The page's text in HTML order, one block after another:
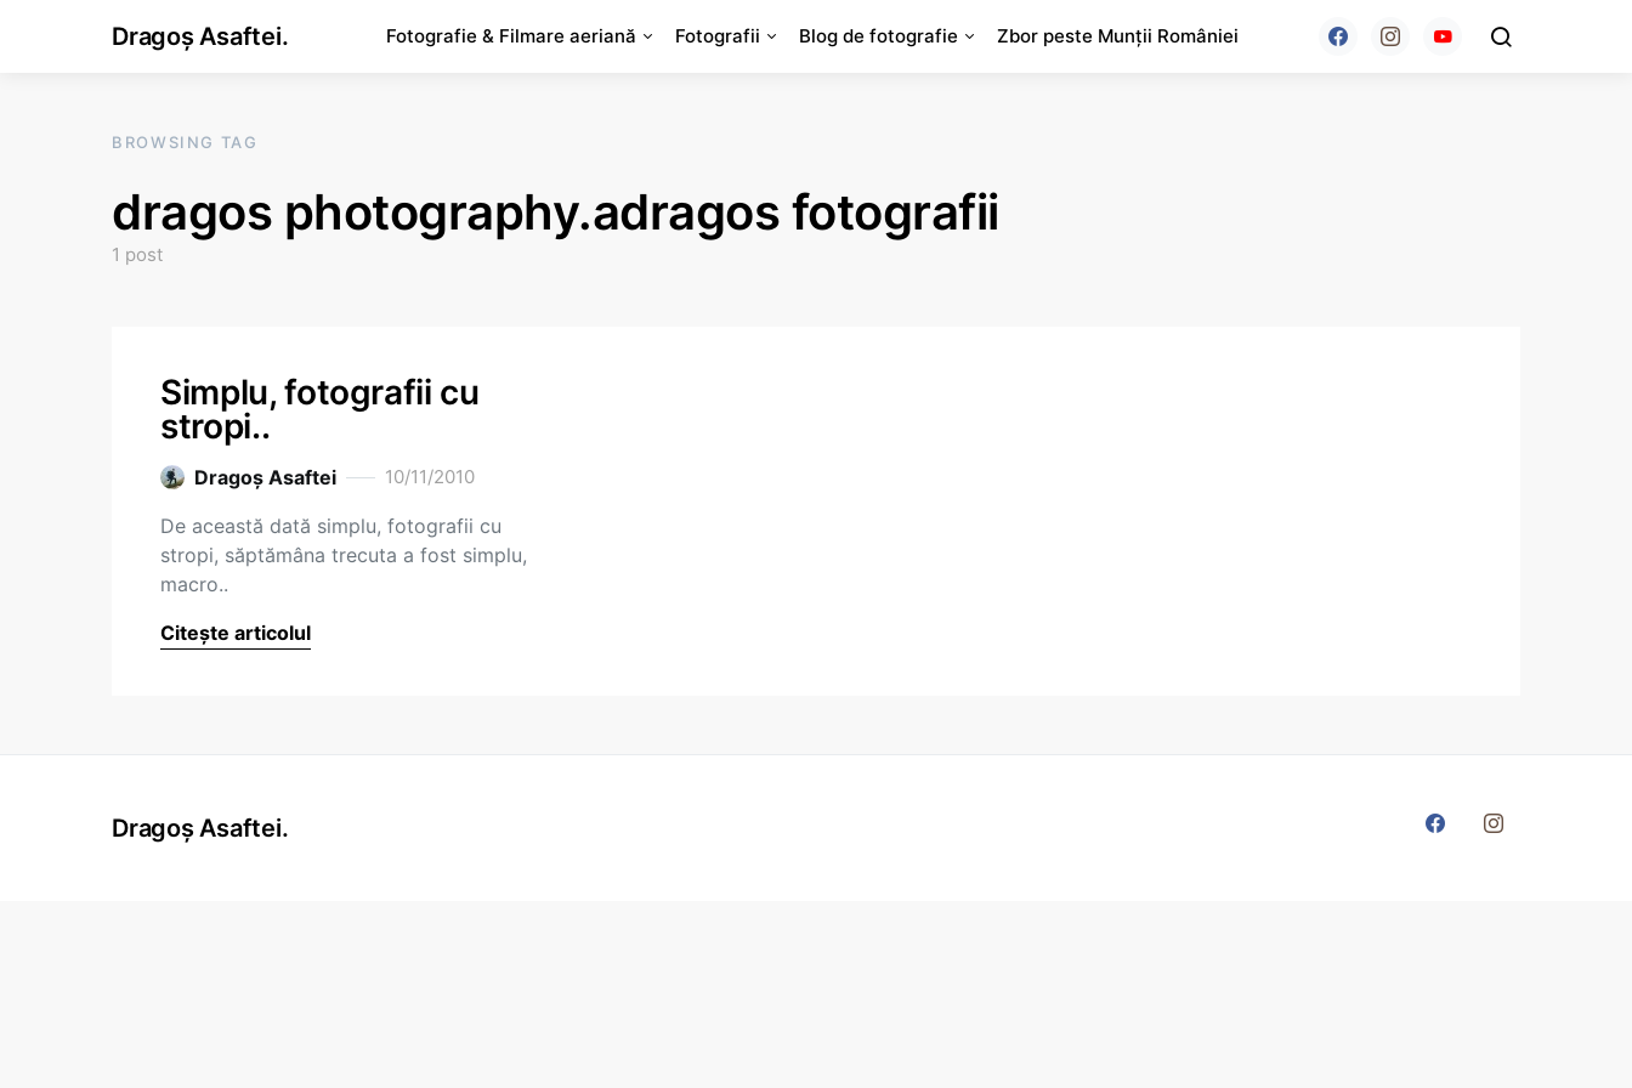
Dragoș Asaftei. Fotografie & Filmare aeriană Fotografii Blog de fotografie Zbor peste Munții României
BROWSING TAG
dragos photography.adragos fotografii
1 post
Simplu, fotografii cu
stropi..
Dragoş Asaftei 10/11/2010
De această dată simplu, fotografii cu
stropi, săptămâna trecuta a fost simplu,
macro..
Citește articolul
Dragoș Asaftei.